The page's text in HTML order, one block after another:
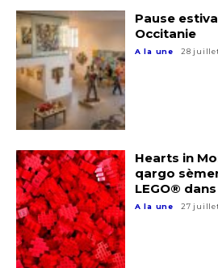
Statut / Organisation
J'accepte lestermes et
* Champ obligatoire
Adresse email*
Nom
Prénom
Statut / Organisation
J'accepte lestermes et
Pause
Occitanie
A la une 28
Hearts in
qargo
LEGO®
A la une 27